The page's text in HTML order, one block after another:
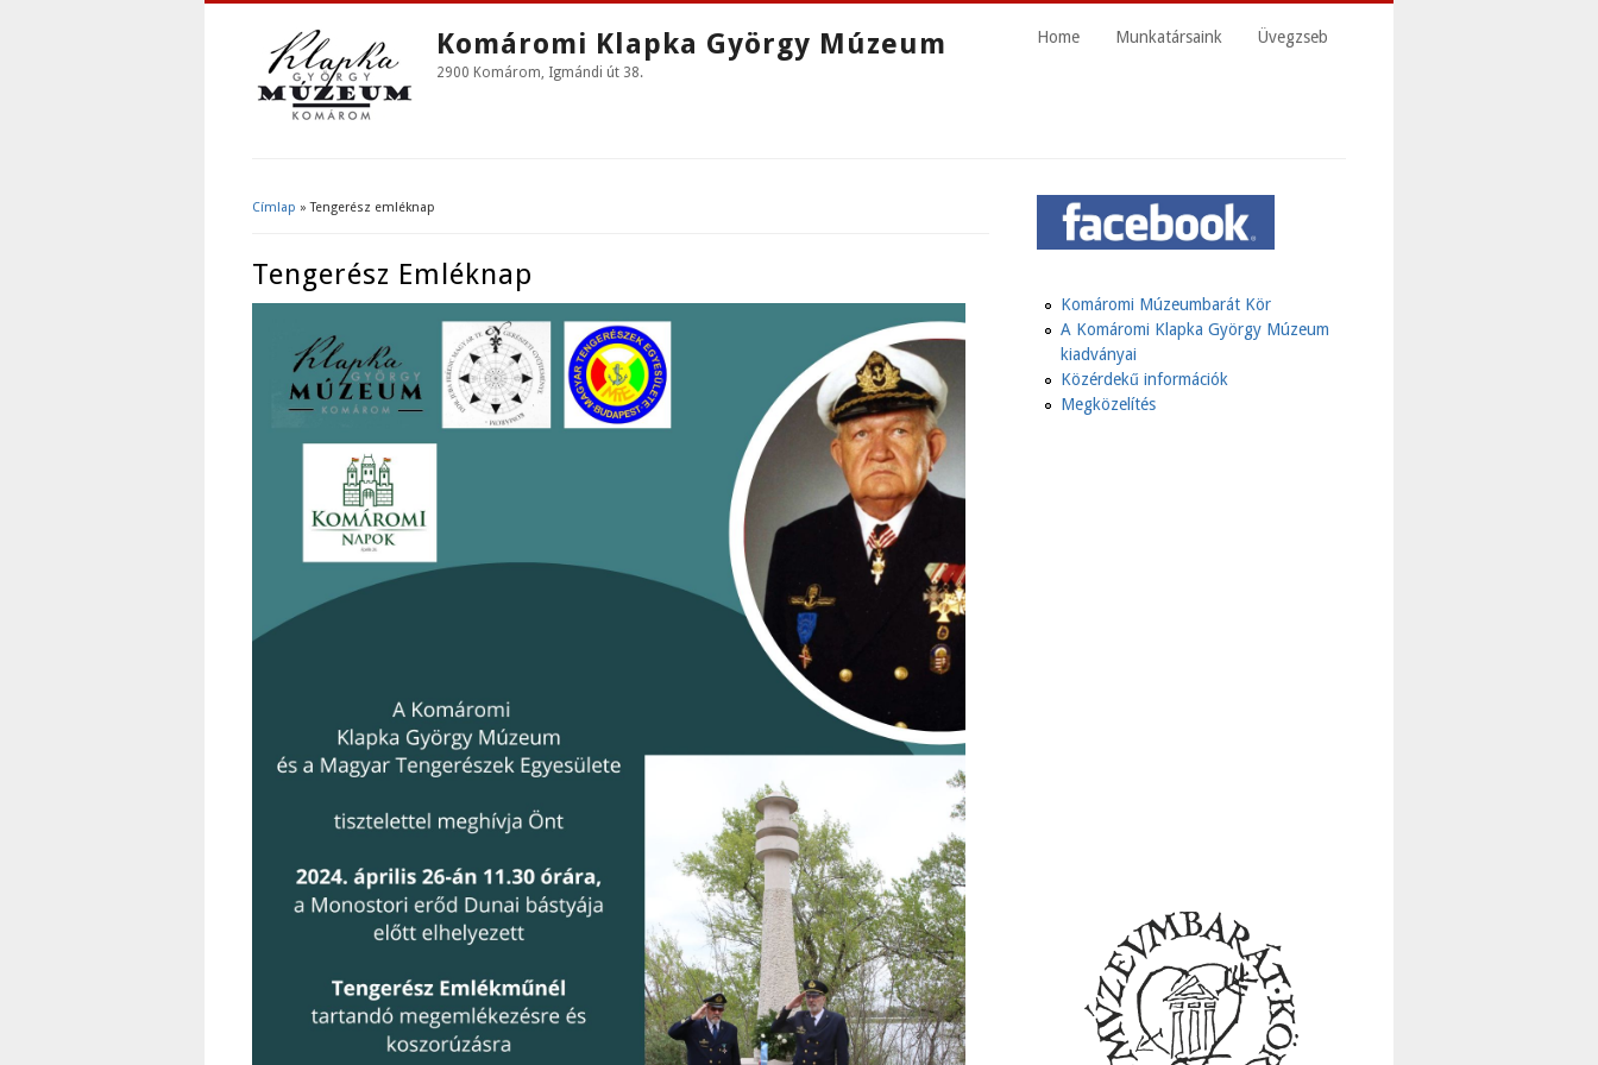
Komáromi Klapka György Múzeum
2900 Komárom, Igmándi út 38.
Home Munkatársaink Üvegzseb
Címlap » Tengerész emléknap
Tengerész Emléknap
Komáromi Múzeumbarát Kör
A Komáromi Klapka György Múzeum
kiadványai
Közérdekű információk
Megközelítés